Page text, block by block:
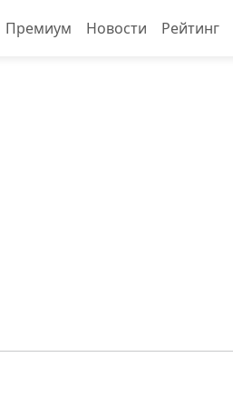
Премиум Новости Рейтинг